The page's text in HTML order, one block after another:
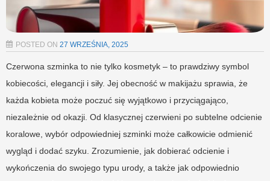
POSTED ON 27 WRZEŚNIA, 2025
Czerwona szminka to nie tylko kosmetyk – to prawdziwy symbol
kobiecości, elegancji i siły. Jej obecność w makijażu sprawia, że
każda kobieta może poczuć się wyjątkowo i przyciągająco,
niezależnie od okazji. Od klasycznej czerwieni po subtelne odcienie
koralowe, wybór odpowiedniej szminki może całkowicie odmienić
wygląd i dodać szyku. Zrozumienie, jak dobierać odcienie i
wykończenia do swojego typu urody, a także jak odpowiednio